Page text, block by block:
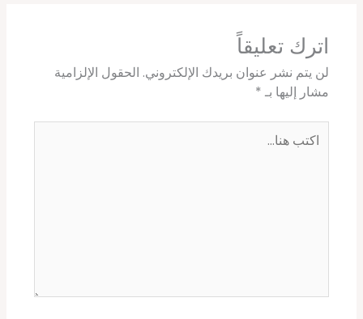
اترك تعليقاً
لن يتم نشر عنوان بريدك الإلكتروني. الحقول الإلزامية
مشار إليها بـ *
هنا...